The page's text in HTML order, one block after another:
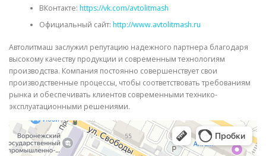
ВКонтакте: https://vk.com/avtolitmash
Официальный сайт: http://www.avtolitmash.ru
Автолитмаш заслужил репутацию надежного партнера благодаря
высокому качеству продукции и современным технологиям
производства. Компания постоянно совершенствует свои
производственные процессы, чтобы соответствовать требованиям
рынка и обеспечивать клиентов современными технико-
эксплуатационными решениями.